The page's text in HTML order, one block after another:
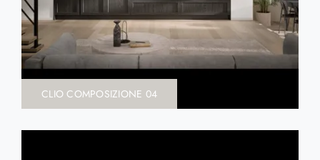
CLIO COMPOSIZIONE 04